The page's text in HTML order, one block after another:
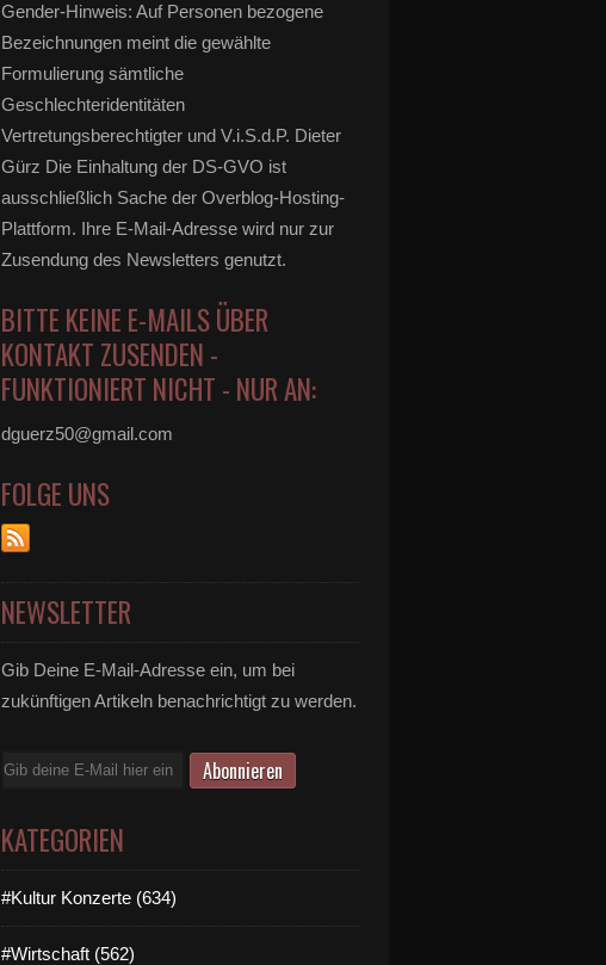
Gender-Hinweis: Auf Personen bezogene
Bezeichnungen meint die gewählte
Formulierung sämtliche
Geschlechteridentitäten
Vertretungsberechtigter und V.i.S.d.P. Dieter
Gürz Die Einhaltung der DS-GVO ist
ausschließlich Sache der Overblog-Hosting-
Plattform. Ihre E-Mail-Adresse wird nur zur
Zusendung des Newsletters genutzt.
BITTE KEINE E-MAILS ÜBER
KONTAKT ZUSENDEN -
FUNKTIONIERT NICHT - NUR AN:
dguerz50@gmail.com
FOLGE UNS
NEWSLETTER
Gib Deine E-Mail-Adresse ein, um bei
zukünftigen Artikeln benachrichtigt zu werden.
E-
KATEGORIEN
#Kultur Konzerte (634)
#Wirtschaft (562)